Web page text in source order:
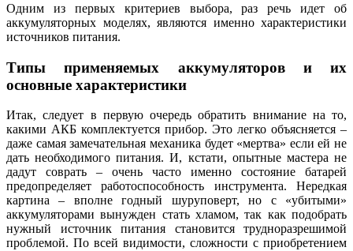
Одним из первых критериев выбора, раз речь идет об
аккумуляторных моделях, являются именно характеристики
источников питания.
Типы применяемых аккумуляторов и их
основные характеристики
Итак, следует в первую очередь обратить внимание на то,
какими АКБ комплектуется прибор. Это легко объясняется –
даже самая замечательная механика будет «мертва» если ей не
дать необходимого питания. И, кстати, опытные мастера не
дадут соврать – очень часто именно состояние батарей
предопределяет работоспособность инструмента. Нередкая
картина – вполне годный шуруповерт, но с «убитыми»
аккумуляторами вынужден стать хламом, так как подобрать
нужный источник питания становится трудноразрешимой
проблемой. По всей видимости, сложности с приобретением